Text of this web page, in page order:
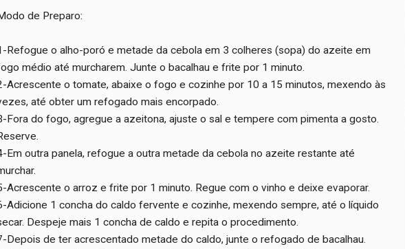
de Preparo:
Refogue o alho-poró e metade da cebola em 3 colheres (sopa) do azeite em
médio até murcharem. Junte o bacalhau e frite por 1 minuto.
Acrescente o tomate, abaixe o fogo e cozinhe por 10 a 15 minutos, mexendo às
até obter um refogado mais encorpado.
Fora do fogo, agregue a azeitona, ajuste o sal e tempere com pimenta a gosto.
Em outra panela, refogue a outra metade da cebola no azeite restante até
Acrescente o arroz e frite por 1 minuto. Regue com o vinho e deixe evaporar.
Adicione 1 concha do caldo fervente e cozinhe, mexendo sempre, até o líquido
Despeje mais 1 concha de caldo e repita o procedimento.
Depois de ter acrescentado metade do caldo, junte o refogado de bacalhau.